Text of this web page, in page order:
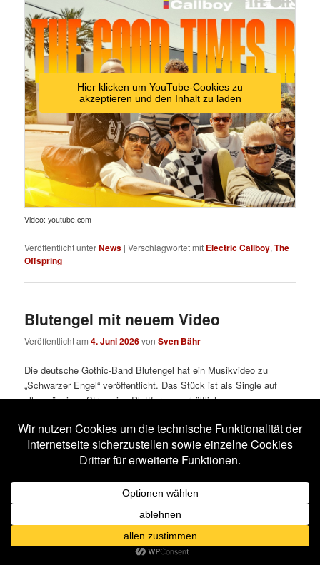
Hier klicken um YouTube-Cookies zu
akzeptieren und den Inhalt zu laden
Video: youtube.com
Veröffentlicht unterNews |Verschlagwortet mit Electric Callboy,The
Offspring
Blutengel mit neuem Video
Veröffentlicht am4. Juni 2026vonSven Bähr
Die deutsche Gothic-Band Blutengel hat ein Musikvideo zu
„Schwarzer Engel“ veröffentlicht. Das Stück ist als Single auf
allen gängigen Streaming-Plattformen erhältlich.
Hier klicken um YouTube-Cookies zu
akzeptieren und den Inhalt zu laden